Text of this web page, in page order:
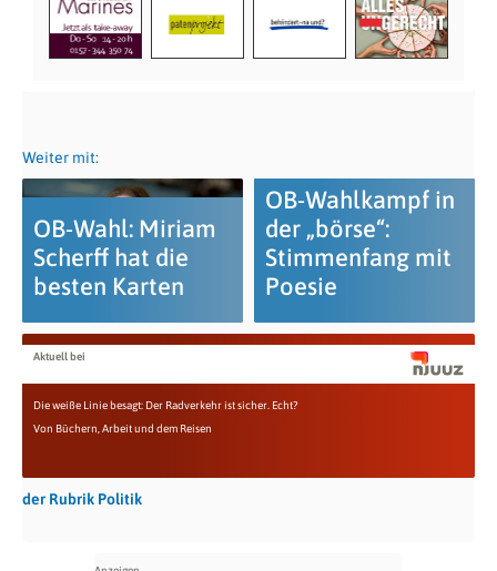
Weiter mit:
OB-Wahl: Miriam
Scherff hat die
besten Karten
OB-Wahlkampf in
der „börse“:
Stimmenfang mit
Poesie
Aktuell bei
Die weiße Linie besagt: Der Radverkehr ist sicher. Echt?
Von Büchern, Arbeit und dem Reisen
der Rubrik Politik